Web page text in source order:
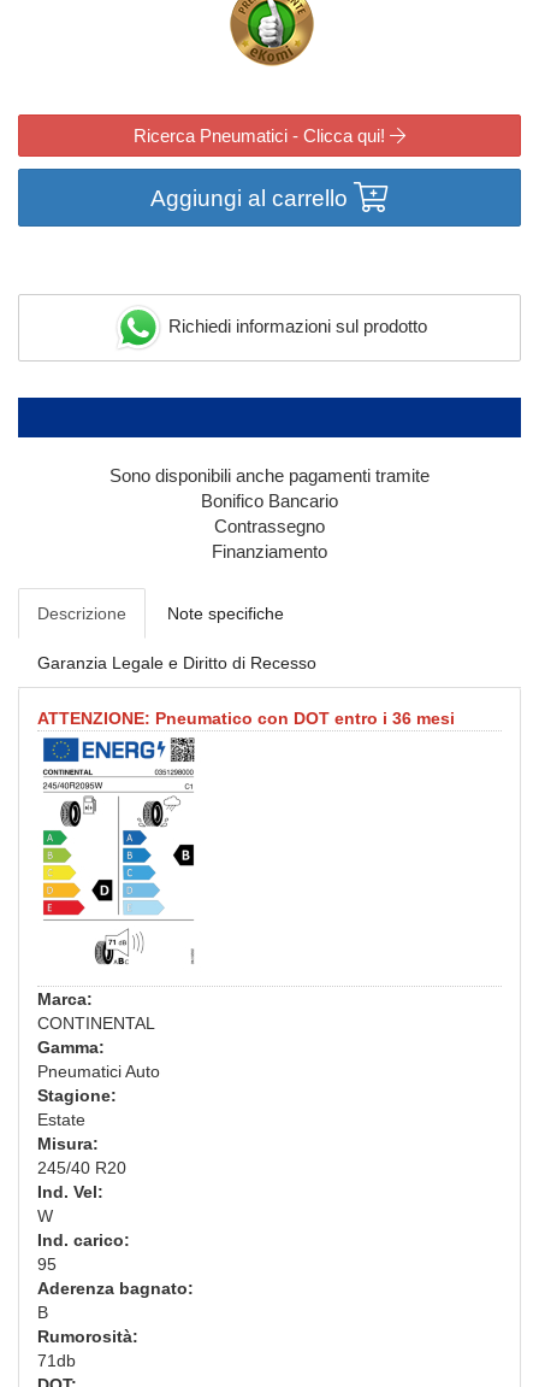
Ricerca Pneumatici - Clicca qui!
Aggiungi al carrello
Richiedi informazioni sul prodotto
Sono disponibili anche pagamenti tramite
Bonifico Bancario
Contrassegno
Finanziamento
Descrizione Note specifiche
Garanzia Legale e Diritto di Recesso
ATTENZIONE: Pneumatico con DOT entro i 36 mesi
Marca:
CONTINENTAL
Gamma:
Pneumatici Auto
Stagione:
Estate
Misura:
245/40 R20
Ind. Vel:
W
Ind. carico:
95
Aderenza bagnato:
B
Rumorosità:
71db